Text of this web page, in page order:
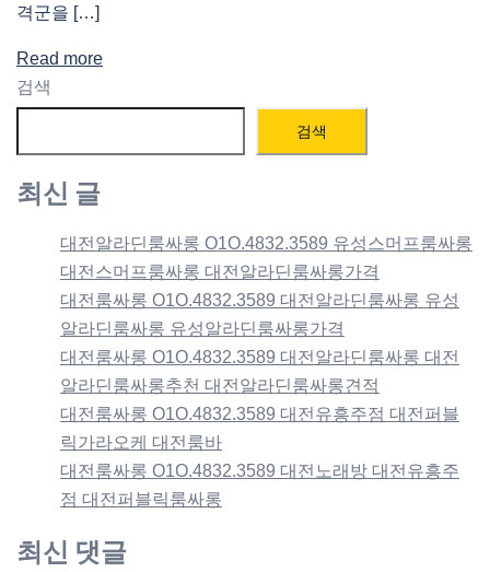
격군을 […]
Read more
검색
검색
최신 글
대전알라딘룸싸롱 O1O.4832.3589 유성스머프룸싸롱
대전스머프룸싸롱 대전알라딘룸싸롱가격
대전룸싸롱 O1O.4832.3589 대전알라딘룸싸롱 유성
알라딘룸싸롱 유성알라딘룸싸롱가격
대전룸싸롱 O1O.4832.3589 대전알라딘룸싸롱 대전
알라딘룸싸롱추천 대전알라딘룸싸롱견적
대전룸싸롱 O1O.4832.3589 대전유흥주점 대전퍼블
릭가라오케 대전룸바
대전룸싸롱 O1O.4832.3589 대전노래방 대전유흥주
점 대전퍼블릭룸싸롱
최신 댓글